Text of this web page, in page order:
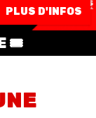
PLUS D'INFOS
🎟️